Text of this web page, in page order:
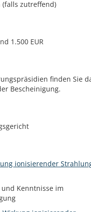
zutreffend)
1.500 EUR
finden Sie
Bescheinigung.
ionisierender
und Kenntnisse im